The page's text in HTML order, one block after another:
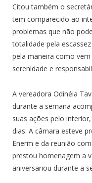
Citou também o
tem comparecido ao
problemas que não
totalidade pela
pela maneira como
serenidade e
A vereadora Odinéia
durante a semana
suas ações pelo
dias. A câmara esteve
Enerm e da reunião
prestou homenagem a
aniversariou durante a